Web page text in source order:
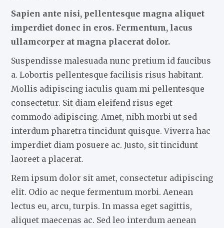
Sapien ante nisi, pellentesque magna aliquet
imperdiet donec in eros. Fermentum, lacus
ullamcorper at magna placerat dolor.
Suspendisse malesuada nunc pretium id faucibus
a. Lobortis pellentesque facilisis risus habitant.
Mollis adipiscing iaculis quam mi pellentesque
consectetur. Sit diam eleifend risus eget
commodo adipiscing. Amet, nibh morbi ut sed
interdum pharetra tincidunt quisque. Viverra hac
imperdiet diam posuere ac. Justo, sit tincidunt
laoreet a placerat.
Rem ipsum dolor sit amet, consectetur adipiscing
elit. Odio ac neque fermentum morbi. Aenean
lectus eu, arcu, turpis. In massa eget sagittis,
aliquet maecenas ac. Sed leo interdum aenean